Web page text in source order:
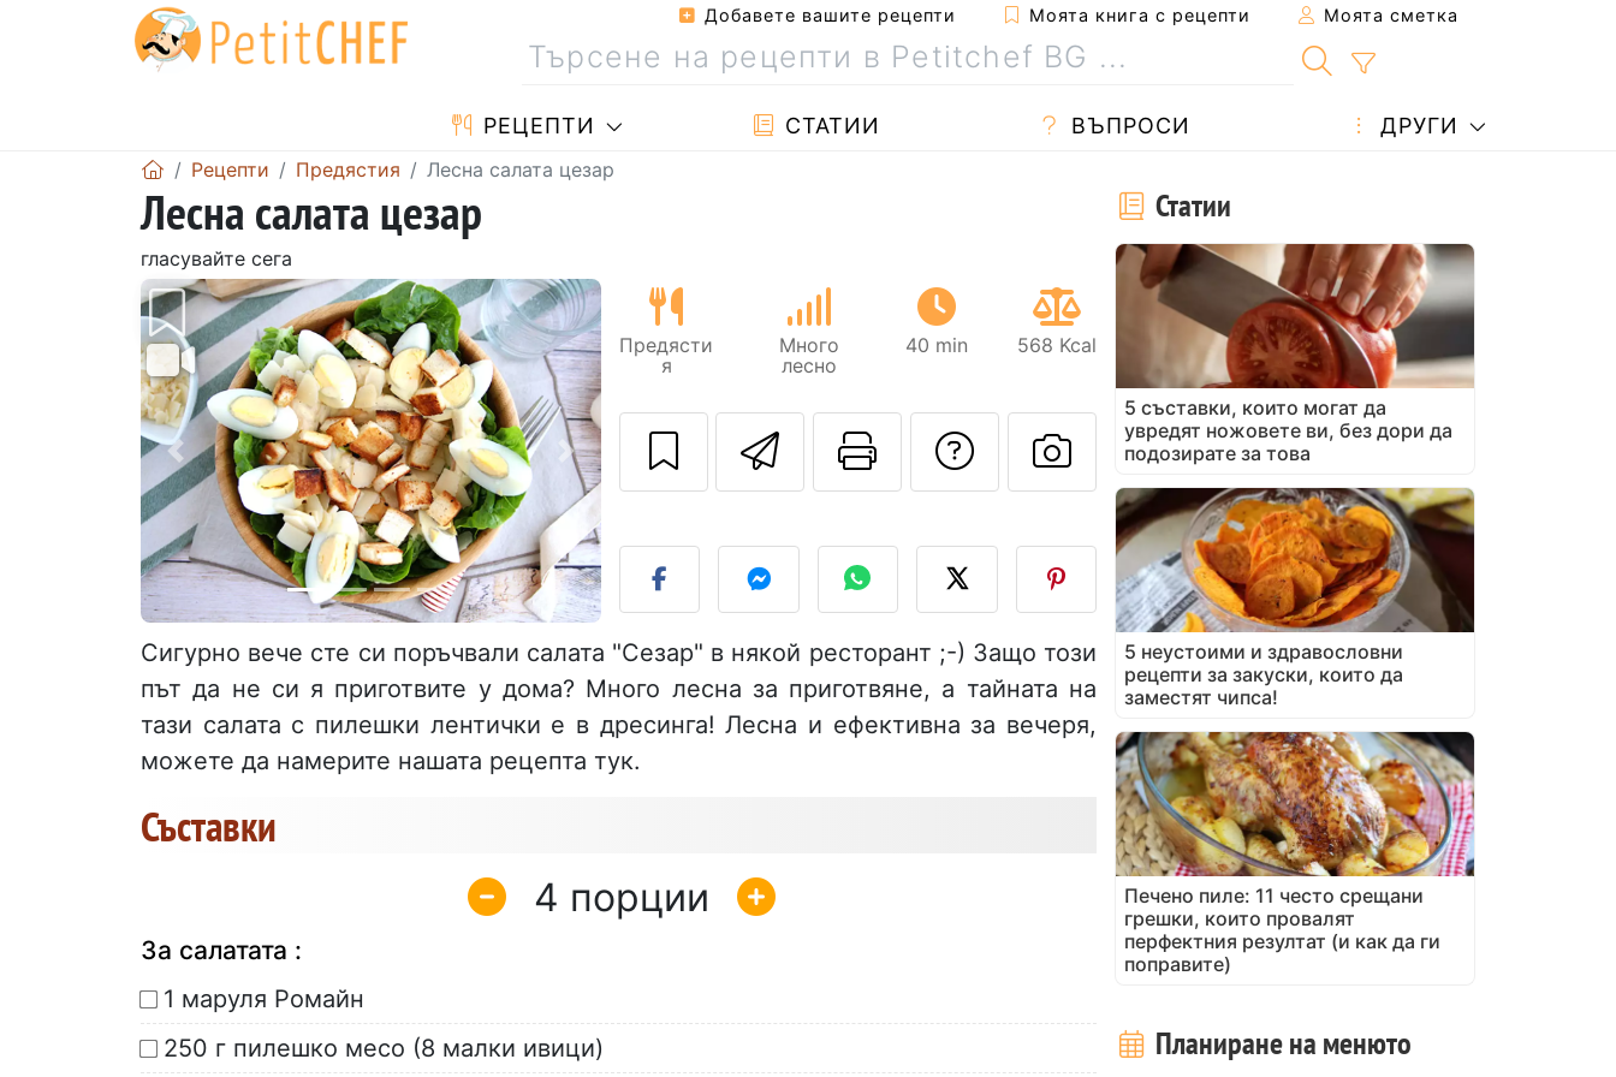
Добавете вашите рецепти Моята книга с рецепти Моята сметка
РЕЦЕПТИ СТАТИИ ВЪПРОСИ ДРУГИ
Рецепти Предястия Лесна салата цезар
Лесна салата цезар
гласувайте сега
Предишен Следващ
Предясти
я
Много
лесно
40 min 568 Kcal
Изпратете тази рецепта на приятел
Отпечатване на тази страница
Да зададете въпрос на автора
Публикувайте своя снимка
Сигурно вече сте си поръчвали салата "Сезар" в някой ресторант ;-) Защо този
път да не си я приготвите у дома? Много лесна за приготвяне, а тайната на
тази салата с пилешки лентички е в дресинга! Лесна и ефективна за вечеря,
можете да намерите нашата рецепта тук.
Съставки
4
За салатата :
1 маруля Ромайн
250 г пилешко месо (8 малки ивици)
Статии
5 съставки, които могат да
увредят ножовете ви, без дори да
подозирате за това
5 неустоими и здравословни
рецепти за закуски, които да
заместят чипса!
Печено пиле: 11 често срещани
грешки, които провалят
перфектния резултат (и как да ги
поправите)
Планиране на менюто